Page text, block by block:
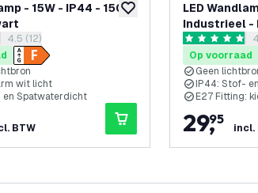
toevoegen aan verlanglijst
- 15W - IP44 - 1500
drawer openen
4.5 (12)
wit licht
en Spatwaterdicht
BTW
LED
Industrieel -
4.9 score
Op voorraad
Geen
IP44: Stof-
E27 Fitting:
29,
95
incl.